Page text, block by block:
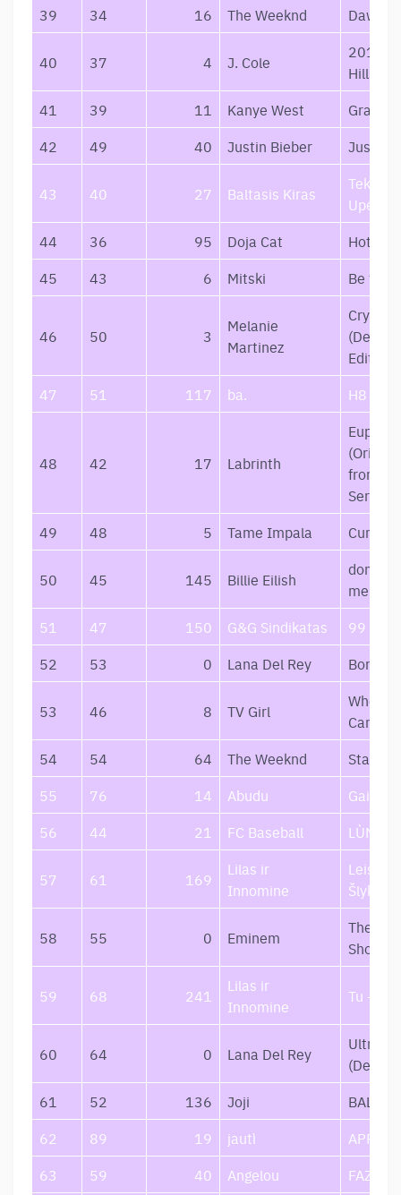
39 34 16 The Weeknd Dawn
40 37 4 J. Cole
2014
Hills
41
39 11 Kanye West
42
49 40 Justin Bieber Justice
43 40 27 Baltasis Kiras
Upėm
44
36 95 Doja Cat
Hot
45
43 6 Mitski Be the
46 50 3
Melanie
Martinez
Cry
(Deluxe
Edition)
47
51 117 ba. H8
48 42 17 Labrinth
from
Series)
49
48 5 Tame Impala
50 45 145 Billie Eilish
dont
me
51
47 150 G&G Sindikatas
99
52
53 0 Lana Del Rey Born
53 46 8 TV Girl
Who
Cares
54
54 64 The Weeknd
Starboy
55
76 14 Abudu
Gaisras
56
44 21 FC Baseball LÙNA
57 61 169
Lilas ir
Innomine
Leisk
58 55 0 Eminem
The
Show
59 68 241
Lilas ir
Innomine
Tu –
60 64 0 Lana Del Rey
(Deluxe)
61
52 136 Joji
62
89 19 jautì
63
59 40 Angelou
FAZĖ